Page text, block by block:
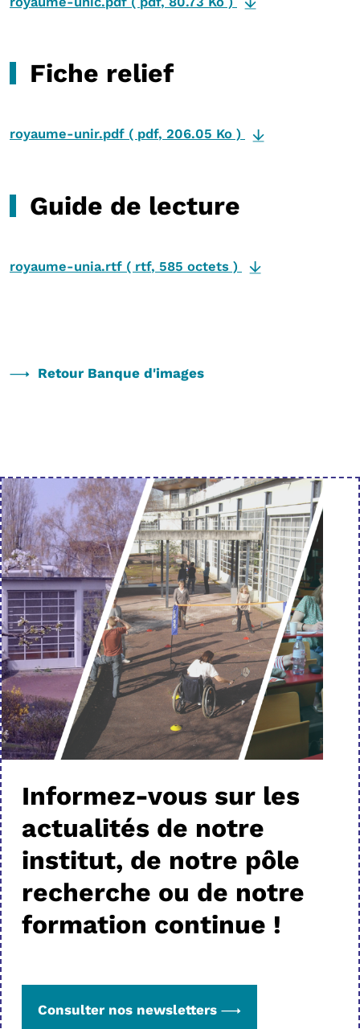
Fiche relief
royaume-unir.pdf ( pdf, 206.05 Ko )
Guide de lecture
royaume-unia.rtf ( rtf, 585 octets )
Retour Banque d'images
Informez-vous sur les
actualités de notre
institut, de notre pôle
recherche ou de notre
formation continue !
Consulter nos newsletters